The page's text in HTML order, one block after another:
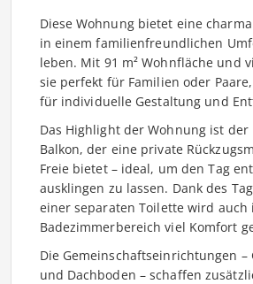
Diese Wohnung bietet eine
in einem familienfreundlichen
leben. Mit 91 m² Wohnfläche und
sie perfekt für Familien oder
für individuelle Gestaltung und
Das Highlight der Wohnung ist
Balkon, der eine private
Freie bietet – ideal, um den Tag
ausklingen zu lassen. Dank des
einer separaten Toilette wird auch
Badezimmerbereich viel Komfort
Die Gemeinschaftseinrichtungen –
und Dachboden – schaffen